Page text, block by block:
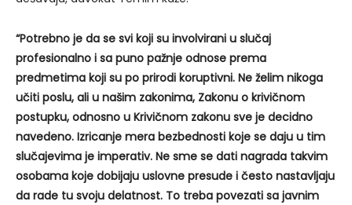
“Potrebno je da se svi koji su involvirani u slučaj
profesionalno i sa puno pažnje odnose prema
predmetima koji su po prirodi koruptivni. Ne želim nikoga
učiti poslu, ali u našim zakonima, Zakonu o krivičnom
postupku, odnosno u Krivičnom zakonu sve je decidno
navedeno. Izricanje mera bezbednosti koje se daju u tim
slučajevima je imperativ. Ne sme se dati nagrada takvim
osobama koje dobijaju uslovne presude i često nastavljaju
da rade tu svoju delatnost. To treba povezati sa javnim